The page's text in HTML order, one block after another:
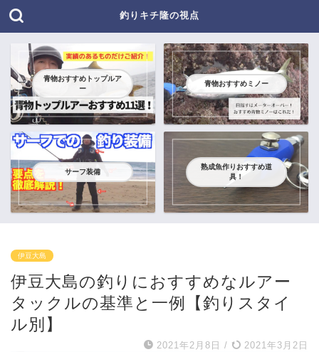
釣りキチ隆の視点
青物おすすめトップルア
ー
青物おすすめミノー
サーフ装備
熟成魚作りおすすめ道
具！
伊豆大島
伊豆大島の釣りにおすすめなルアー
タックルの基準と一例【釣りスタイ
ル別】
2021年2月8日 / 2021年3月2日